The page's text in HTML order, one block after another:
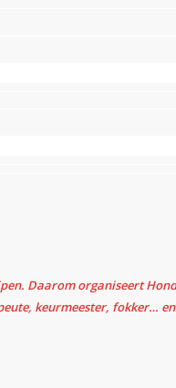
Daarom organiseert
keurmeester, fokker…